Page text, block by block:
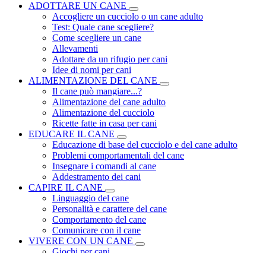
ADOTTARE UN CANE
Accogliere un cucciolo o un cane adulto
Test: Quale cane scegliere?
Come scegliere un cane
Allevamenti
Adottare da un rifugio per cani
Idee di nomi per cani
ALIMENTAZIONE DEL CANE
Il cane può mangiare...?
Alimentazione del cane adulto
Alimentazione del cucciolo
Ricette fatte in casa per cani
EDUCARE IL CANE
Educazione di base del cucciolo e del cane adulto
Problemi comportamentali del cane
Insegnare i comandi al cane
Addestramento dei cani
CAPIRE IL CANE
Linguaggio del cane
Personalità e carattere del cane
Comportamento del cane
Comunicare con il cane
VIVERE CON UN CANE